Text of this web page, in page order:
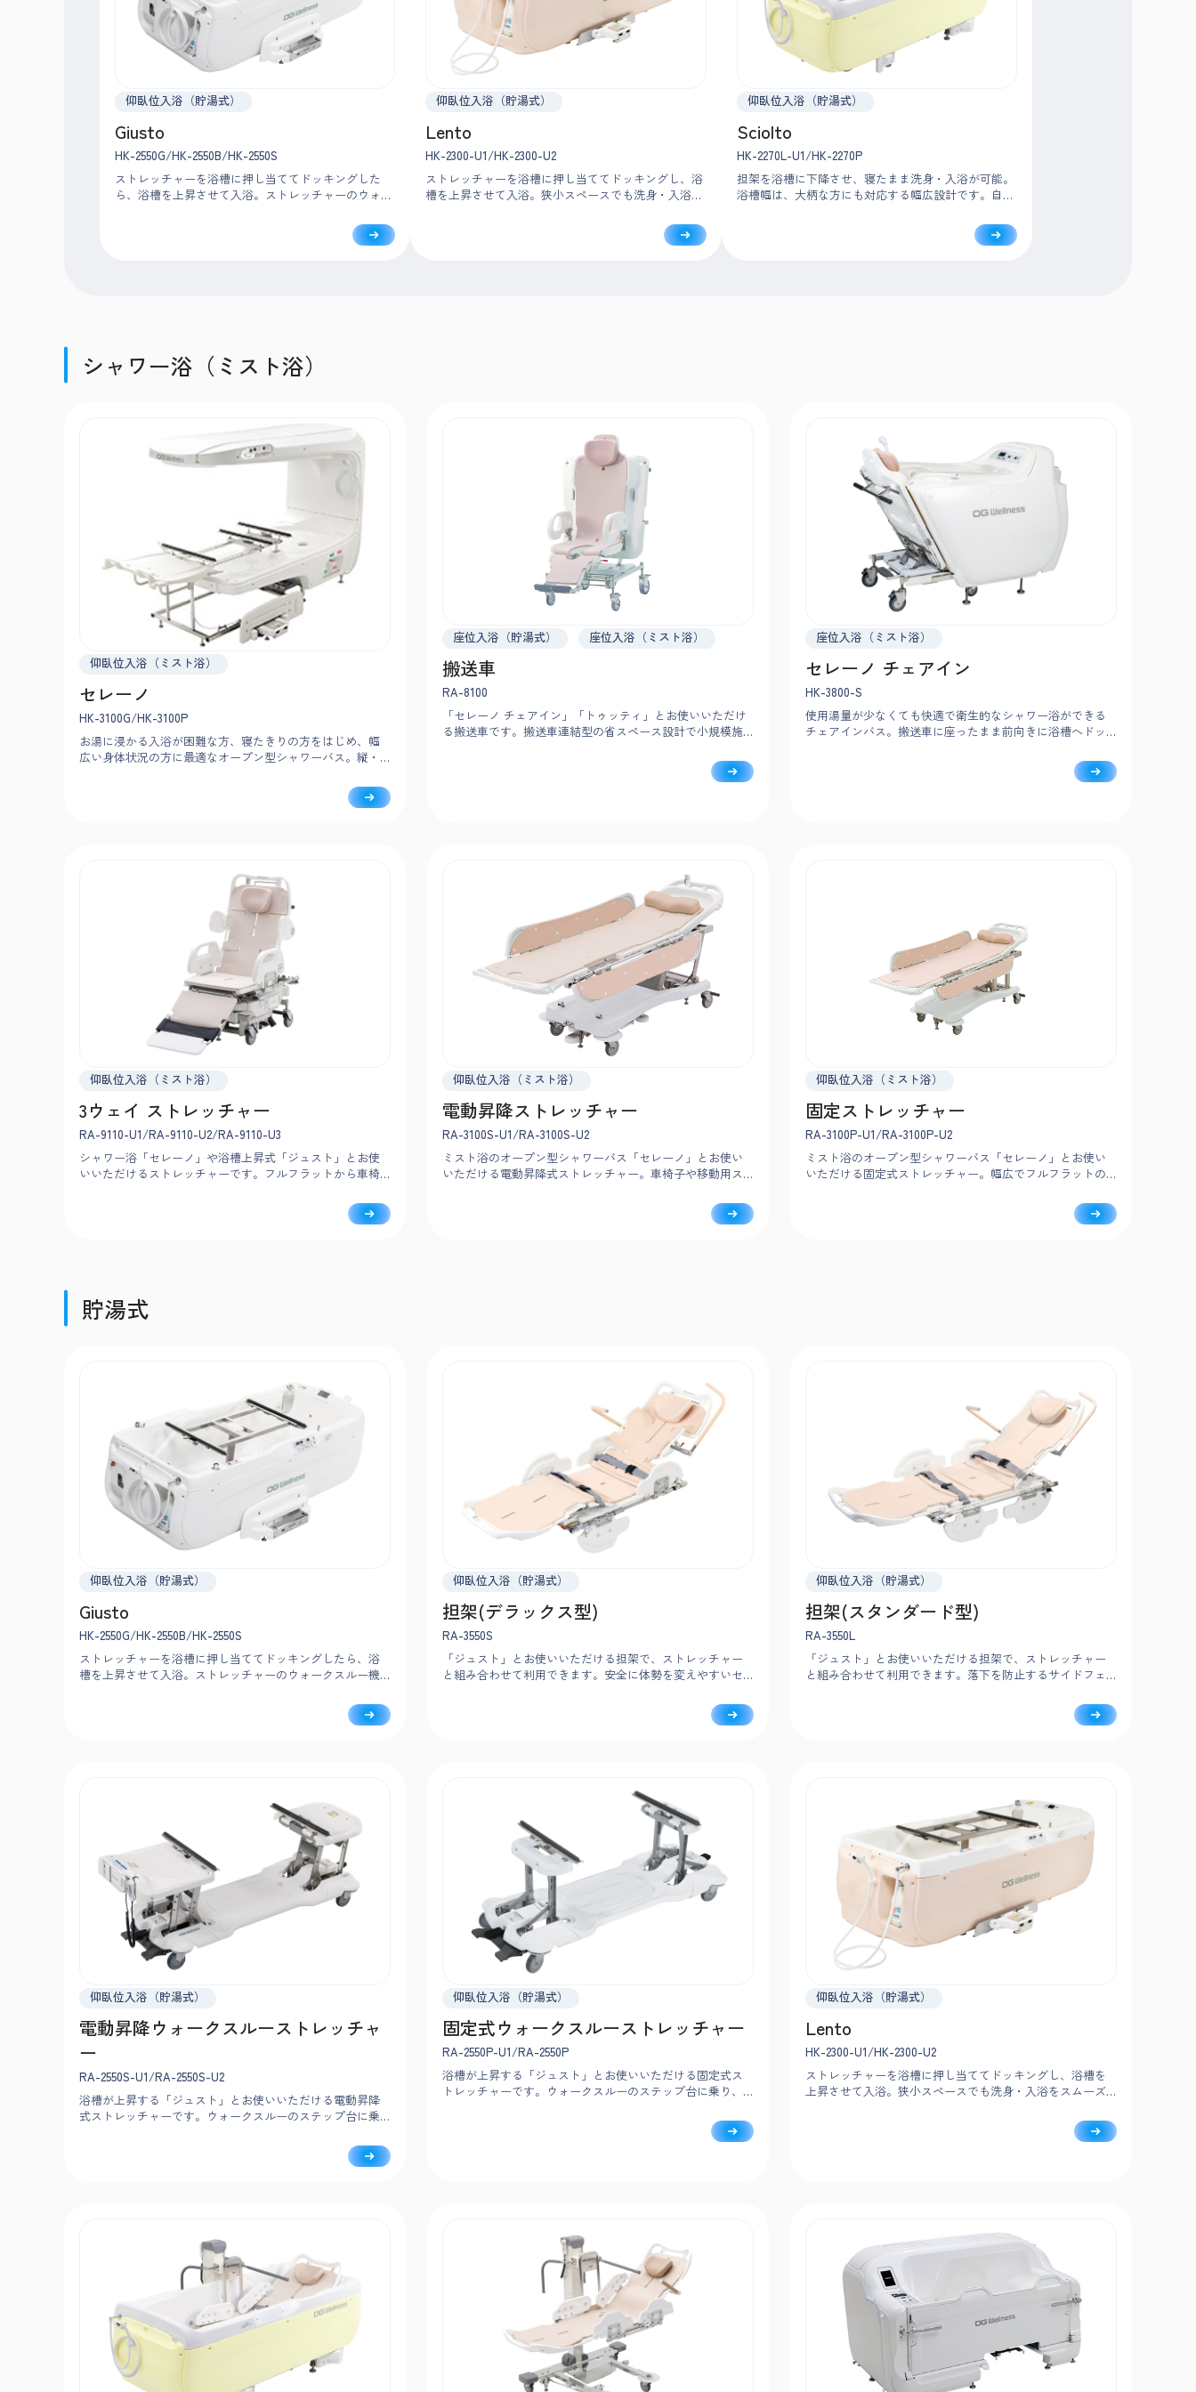
仰臥位入浴（貯湯式）
Giusto
HK-2550G/HK-2550B/HK-2550S
ストレッチャーを浴槽に押し当ててドッキングした
ら、浴槽を上昇させて入浴。ストレッチャーのウォー
することなく、入浴者の近くで安心・安全に介助でき
仰臥位入浴（貯湯式）
Lento
HK-2300-U1/HK-2300-U2
ストレッチャーを浴槽に押し当ててドッキングし、浴
槽を上昇させて入浴。狭小スペースでも洗身・入浴を
を考慮し、シンプルな機能で安心・安全な介助をサポ
仰臥位入浴（貯湯式）
Sciolto
HK-2270L-U1/HK-2270P
担架を浴槽に下降させ、寝たまま洗身・入浴が可能。
浴槽幅は、大柄な方にも対応する幅広設計です。自動
浴室内で洗身までおこなえるため介助動線もスムーズ
シャワー浴（ミスト浴）
仰臥位入浴（ミスト浴）
セレーノ
HK-3100G/HK-3100P
お湯に浸かる入浴が困難な方、寝たきりの方をはじめ、幅
広い身体状況の方に最適なオープン型シャワーバス。縦・
可能。入浴者の様子を確認しながら、洗身まで自動でおこ
座位入浴（貯湯式） 座位入浴（ミスト浴）
搬送車
RA-8100
「セレーノ チェアイン」「トゥッティ」とお使いいただけ
る搬送車です。搬送車連結型の省スペース設計で小規模施
座位入浴（ミスト浴）
セレーノ チェアイン
HK-3800-S
使用湯量が少なくても快適で衛生的なシャワー浴ができる
チェアインバス。搬送車に座ったまま前向きに浴槽へドッ
いミストで隅々まで洗い、身体の芯まであたためます。
仰臥位入浴（ミスト浴）
3ウェイ ストレッチャー
RA-9110-U1/RA-9110-U2/RA-9110-U3
シャワー浴「セレーノ」や浴槽上昇式「ジュスト」とお使
いいただけるストレッチャーです。フルフラットから車椅
仰臥位入浴（ミスト浴）
電動昇降ストレッチャー
RA-3100S-U1/RA-3100S-U2
ミスト浴のオープン型シャワーバス「セレーノ」とお使い
いただける電動昇降式ストレッチャー。車椅子や移動用ス
広でフルフラットの担架面はさまざまな搬送ストレッチャ
仰臥位入浴（ミスト浴）
固定ストレッチャー
RA-3100P-U1/RA-3100P-U2
ミスト浴のオープン型シャワーバス「セレーノ」とお使い
いただける固定式ストレッチャー。幅広でフルフラットの
貯湯式
仰臥位入浴（貯湯式）
Giusto
HK-2550G/HK-2550B/HK-2550S
ストレッチャーを浴槽に押し当ててドッキングしたら、浴
槽を上昇させて入浴。ストレッチャーのウォークスルー機
入浴者の近くで安心・安全に介助できます。※RA-2550のみ
仰臥位入浴（貯湯式）
担架(デラックス型)
RA-3550S
「ジュスト」とお使いいただける担架で、ストレッチャー
と組み合わせて利用できます。安全に体勢を変えやすいセ
ョナーなど、安心・安全にこだわったデラックス型です。
仰臥位入浴（貯湯式）
担架(スタンダード型)
RA-3550L
「ジュスト」とお使いいただける担架で、ストレッチャー
と組み合わせて利用できます。落下を防止するサイドフェ
仰臥位入浴（貯湯式）
電動昇降ウォークスルーストレッチャ
ー
RA-2550S-U1/RA-2550S-U2
浴槽が上昇する「ジュスト」とお使いいただける電動昇降
式ストレッチャーです。ウォークスルーのステップ台に乗
仰臥位入浴（貯湯式）
固定式ウォークスルーストレッチャー
RA-2550P-U1/RA-2550P
浴槽が上昇する「ジュスト」とお使いいただける固定式ス
トレッチャーです。ウォークスルーのステップ台に乗り、
仰臥位入浴（貯湯式）
Lento
HK-2300-U1/HK-2300-U2
ストレッチャーを浴槽に押し当ててドッキングし、浴槽を
上昇させて入浴。狭小スペースでも洗身・入浴をスムーズ
ンプルな機能で安心・安全な介助をサポートします。